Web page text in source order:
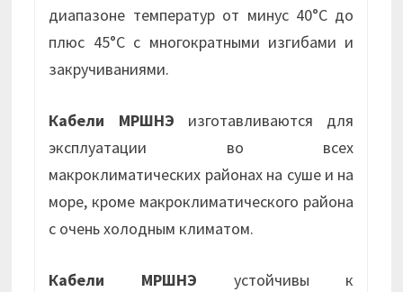
диапазоне температур от минус 40°С до
плюс 45°С с многократными изгибами и
закручиваниями.
Кабели МРШНЭ изготавливаются для
эксплуатации во всех
макроклиматических районах на суше и на
море, кроме макроклиматического района
с очень холодным климатом.
Кабели МРШНЭ устойчивы к